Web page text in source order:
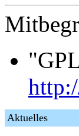
Aktuelles